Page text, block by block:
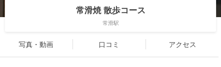
常滑焼 散歩コース
常滑駅
写真・動画 口コミ アクセス